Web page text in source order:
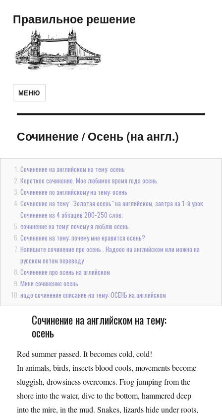
Правильное решение
МЕНЮ
Сочинение/Осень (на англ.)
Сочинение на английском на тему: осень
Короткое сочинение. Мое любимое время года осень.
Сочинение по английскому на тему: осень
Сочинение на тему: "Золотая осень" на английском, завтра на 1-й урок
Сочинение из 4 абзацев 200-250 слов.
сочинение на тему: почему я люблю осень
Сочинение на тему: почему мне нравится осень?
Напишите сочинение про осень . Надооо на английском или можно на
русском потом переведу
Сочинение про осень на аглийском
Мини сочинение осень
надо сочинение описание на тему: ОСЕНЬ на английском
Сочинение на английском на тему:
осень
Red summer passed. It becomes cold, cold!
In animals, birds, insects blood cools, movements become
sluggish, drowsiness overcomes. Frog jumping from the
shore into the water, dive to the bottom, hammered deep
into the mire, in the mud. Snakes, lizards hide under roots,